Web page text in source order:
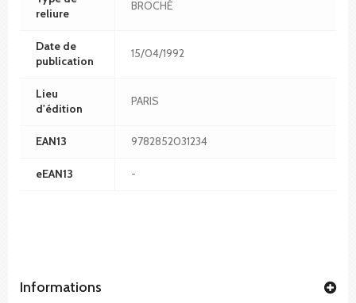
reliure
BROCHÉ
Date de
publication
15/04/1992
Lieu
d'édition
PARIS
EAN13 9782852031234
eEAN13 -
Informations